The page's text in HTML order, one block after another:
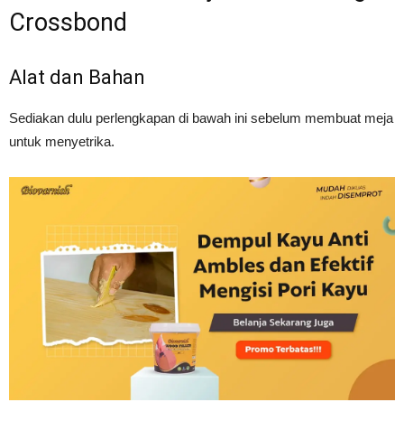
Crossbond
Alat dan Bahan
Sediakan dulu perlengkapan di bawah ini sebelum membuat meja
untuk menyetrika.